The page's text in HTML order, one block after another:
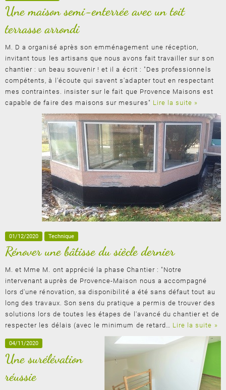
Une maison semi-enterrée avec un toit
terrasse arrondi
M. D a organisé après son emménagement une réception,
invitant tous les artisans que nous avons fait travailler sur son
chantier : un beau souvenir ! et il a écrit : "Des professionnels
compétents, à l'écoute qui savent s'adapter tout en respectant
mes contraintes. insister sur le fait que Provence Maisons est
capable de faire des maisons sur mesures" Lire la suite »
01/12/2020 Technique
Rénover une bâtisse du siècle dernier
M. et Mme M. ont apprécié la phase Chantier : "Notre
intervenant auprès de Provence-Maison nous a accompagné
lors d'une rénovation, sa disponibilité a été sans défaut tout au
long des travaux. Son sens du pratique a permis de trouver des
solutions lors de toutes les étapes de l'avancé du chantier et de
respecter les délais (avec le minimum de retard… Lire la suite »
04/11/2020
Une surélévation
réussie